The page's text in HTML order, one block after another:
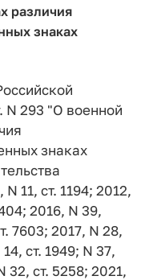
различия
знаках
N 293 "О военной
знаках
11, ст. 1194; 2012,
2016, N 39,
7603; 2017, N 28,
ст. 1949; N 37,
32, ст. 5258; 2021,